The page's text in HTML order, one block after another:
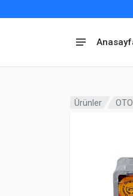
Ürünler